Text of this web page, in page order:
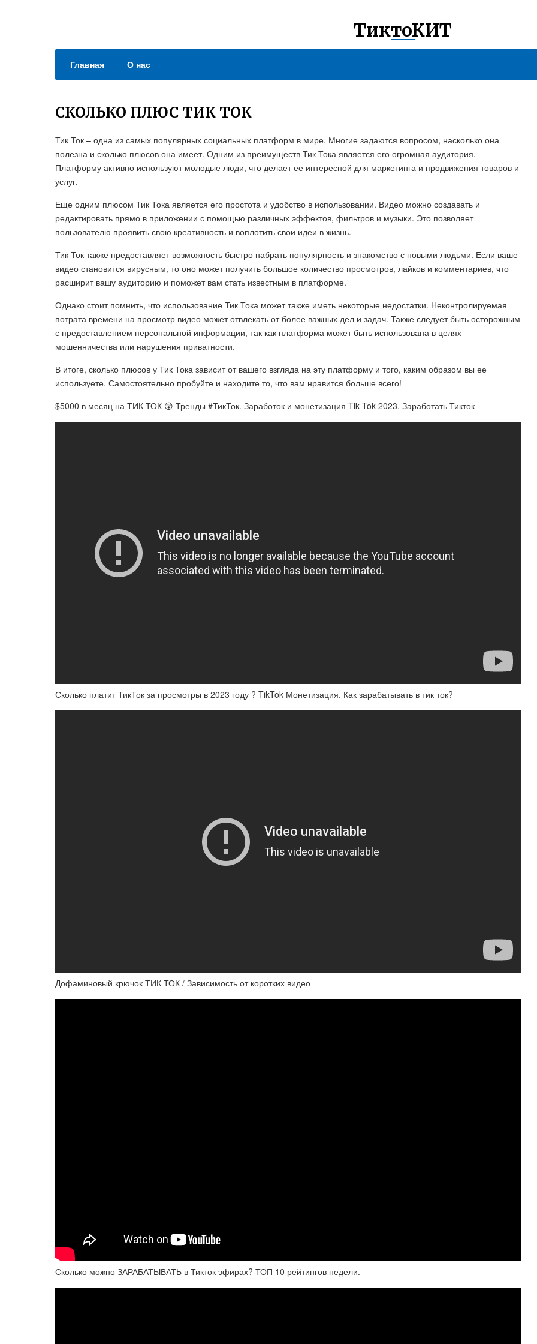
ТиктоКИТ
Главная О нас
СКОЛЬКО ПЛЮС ТИК ТОК
Тик Ток – одна из самых популярных социальных платформ в мире. Многие задаются вопросом, насколько она
полезна и сколько плюсов она имеет. Одним из преимуществ Тик Тока является его огромная аудитория.
Платформу активно используют молодые люди, что делает ее интересной для маркетинга и продвижения товаров и
услуг.
Еще одним плюсом Тик Тока является его простота и удобство в использовании. Видео можно создавать и
редактировать прямо в приложении с помощью различных эффектов, фильтров и музыки. Это позволяет
пользователю проявить свою креативность и воплотить свои идеи в жизнь.
Тик Ток также предоставляет возможность быстро набрать популярность и знакомство с новыми людьми. Если ваше
видео становится вирусным, то оно может получить большое количество просмотров, лайков и комментариев, что
расширит вашу аудиторию и поможет вам стать известным в платформе.
Однако стоит помнить, что использование Тик Тока может также иметь некоторые недостатки. Неконтролируемая
потрата времени на просмотр видео может отвлекать от более важных дел и задач. Также следует быть осторожным
с предоставлением персональной информации, так как платформа может быть использована в целях
мошенничества или нарушения приватности.
В итоге, сколько плюсов у Тик Тока зависит от вашего взгляда на эту платформу и того, каким образом вы ее
используете. Самостоятельно пробуйте и находите то, что вам нравится больше всего!
$5000 в месяц на ТИК ТОК 😲 Тренды #ТикТок. Заработок и монетизация Tik Tok 2023. Заработать Тикток
Сколько платит ТикТок за просмотры в 2023 году ? TikTok Монетизация. Как зарабатывать в тик ток?
Дофаминовый крючок ТИК ТОК / Зависимость от коротких видео
Сколько можно ЗАРАБАТЫВАТЬ в Тикток эфирах? ТОП 10 рейтингов недели.